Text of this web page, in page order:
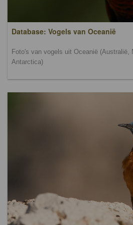
Database: Vogels van Oceanië
Foto's van vogels uit Oceanië (Australië,
Antarctica)